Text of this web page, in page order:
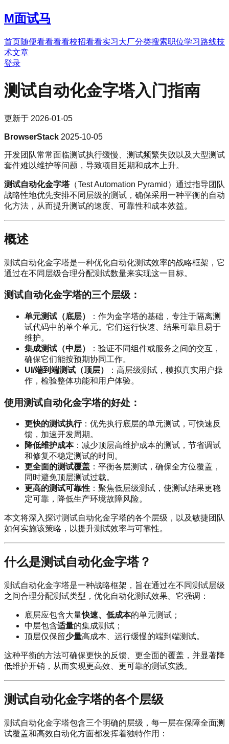
M面试马
首页随便看看看看校招看看实习大厂分类搜索职位学习路线技
术文章
登录
测试自动化金字塔入门指南
更新于 2026-01-05
BrowserStack 2025-10-05
开发团队常常面临测试执行缓慢、测试频繁失败以及大型测试
套件难以维护等问题，导致项目延期和成本上升。
测试自动化金字塔（Test Automation Pyramid）通过指导团队
战略性地优先安排不同层级的测试，确保采用一种平衡的自动
化方法，从而提升测试的速度、可靠性和成本效益。
概述
测试自动化金字塔是一种优化自动化测试效率的战略框架，它
通过在不同层级合理分配测试数量来实现这一目标。
测试自动化金字塔的三个层级：
单元测试（底层）
：作为金字塔的基础，专注于隔离测
试代码中的单个单元。它们运行快速、结果可靠且易于
维护。
集成测试（中层）
：验证不同组件或服务之间的交互，
确保它们能按预期协同工作。
UI/端到端测试（顶层）
：高层级测试，模拟真实用户操
作，检验整体功能和用户体验。
使用测试自动化金字塔的好处：
更快的测试执行：优先执行底层的单元测试，可快速反
馈，加速开发周期。
降低维护成本：减少顶层高维护成本的测试，节省调试
和修复不稳定测试的时间。
更全面的测试覆盖 ：平衡各层测试，确保全方位覆盖，
同时避免顶层测试过载。
更高的测试可靠性 ：聚焦低层级测试，使测试结果更稳
定可靠，降低生产环境故障风险。
本文将深入探讨测试自动化金字塔的各个层级，以及敏捷团队
如何实施该策略，以提升测试效率与可靠性。
什么是测试自动化金字塔？
测试自动化金字塔是一种战略框架，旨在通过在不同测试层级
之间合理分配测试类型，优化自动化测试效果。它强调：
底层应包含大量快速、低成本的单元测试；
中层包含适量的集成测试；
顶层仅保留少量高成本、运行缓慢的端到端测试。
这种平衡的方法可确保更快的反馈、更全面的覆盖，并显著降
低维护开销，从而实现更高效、更可靠的测试实践。
测试自动化金字塔的各个层级
测试自动化金字塔包含三个明确的层级，每一层在保障全面测
试覆盖和高效自动化方面都发挥着独特作用：